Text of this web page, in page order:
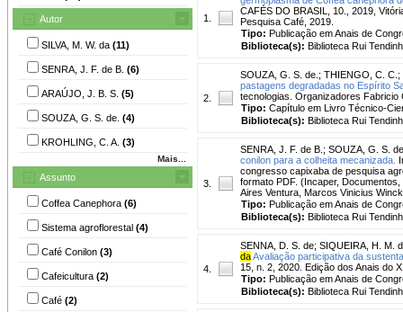
Autor
SILVA, M. W. da (11)
SENRA, J. F. de B. (6)
ARAÚJO, J. B. S. (5)
SOUZA, G. S. de. (4)
KROHLING, C. A. (3)
Mais...
Assunto
Coffea Canephora (6)
Sistema agroflorestal (4)
Café Conilon (3)
Cafeicultura (2)
Café (2)
1.
CAFÉS DO BRASIL, 10., 2019,
Pesquisa Café, 2019.
Tipo: Publicação em Anais de
Biblioteca(s): Biblioteca Rui
2.
SOUZA, G. S. de. ; THIENGO, C. C. ;
pastagens degradadas no Espírito
tecnologias. Organizadores Fabricio
Tipo: Capítulo em Livro Técnico-
Biblioteca(s): Biblioteca Rui
3.
SENRA, J. F. de B. ; SOUZA, G. S.
conilon para a colheita mecanizada.
congresso capixaba de pesquisa
formato PDF. (Incaper,
Aires Ventura, Marcos Vinicius
Tipo: Publicação em Anais de
Biblioteca(s): Biblioteca Rui
4.
SENNA, D. S. de; SIQUEIRA, H. M.
daAvaliação participativa da
15, n. 2, 2020. Edição dos Anais do
Tipo: Publicação em Anais de
Biblioteca(s): Biblioteca Rui